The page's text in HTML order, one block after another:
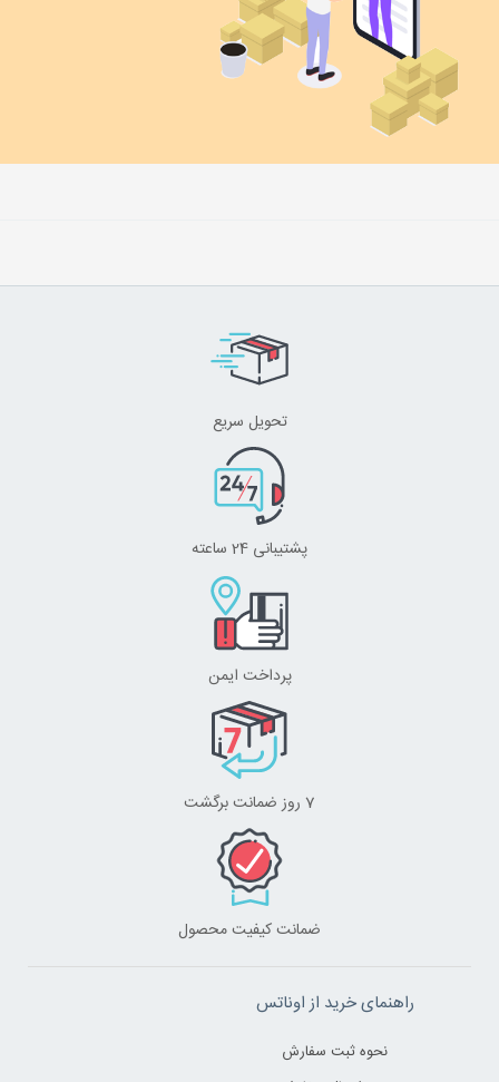
تحویل سریع
پشتیبانی 24 ساعته
پرداخت ایمن
7 روز ضمانت برگشت
ضمانت کیفیت محصول
راهنمای خرید از اوناتس
نحوه ثبت سفارش